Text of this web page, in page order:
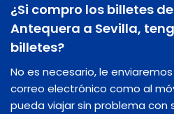
¿Si compro los billetes
Antequera a Sevilla,
billetes?
No es necesario, le
correo electrónico como al
pueda viajar sin problema con